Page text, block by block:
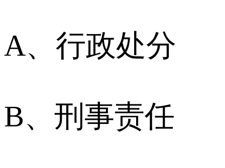
A、行政处分
B、刑事责任